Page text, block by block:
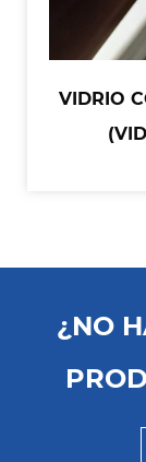
VIDRIO
¿NO